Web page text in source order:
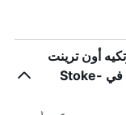
أون ترينت
باي آيتش جي قابلة للمقارنة بفنادق 3 نجوم في Stoke-